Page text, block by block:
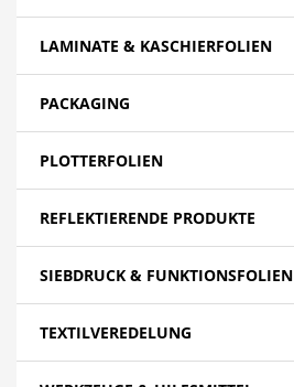
LAMINATE & KASCHIERFOLIEN
PACKAGING
PLOTTERFOLIEN
REFLEKTIERENDE PRODUKTE
SIEBDRUCK & FUNKTIONSFOLIEN
TEXTILVEREDELUNG